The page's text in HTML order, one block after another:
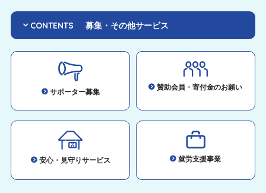
CONTENTS 募集・その他サービス
サポーター募集
賛助会員・寄付金のお願い
安心・見守りサービス 就労支援事業